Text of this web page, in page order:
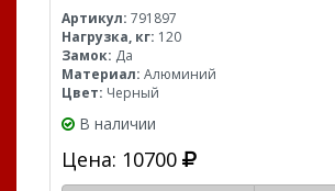
Артикул: 791897
Нагрузка, кг: 120
Замок: Да
Материал: Алюминий
Цвет: Черный
В наличии
Цена: 10700